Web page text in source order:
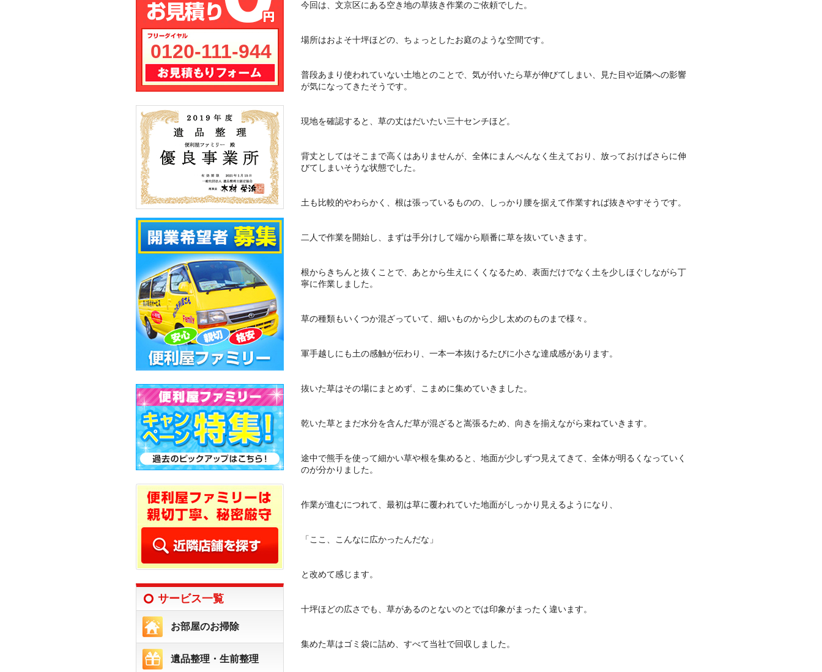
今回は、文京区にある空き地の草抜き作業のご依頼でした。
場所はおよそ十坪ほどの、ちょっとしたお庭のような空間です。
普段あまり使われていない土地とのことで、気が付いたら草が伸びてしまい、見た目や近隣への影響
が気になってきたそうです。
現地を確認すると、草の丈はだいたい三十センチほど。
背丈としてはそこまで高くはありませんが、全体にまんべんなく生えており、放っておけばさらに伸
びてしまいそうな状態でした。
土も比較的やわらかく、根は張っているものの、しっかり腰を据えて作業すれば抜きやすそうです。
二人で作業を開始し、まずは手分けして端から順番に草を抜いていきます。
根からきちんと抜くことで、あとから生えにくくなるため、表面だけでなく土を少しほぐしながら丁
寧に作業しました。
草の種類もいくつか混ざっていて、細いものから少し太めのものまで様々。
軍手越しにも土の感触が伝わり、一本一本抜けるたびに小さな達成感があります。
抜いた草はその場にまとめず、こまめに集めていきました。
乾いた草とまだ水分を含んだ草が混ざると嵩張るため、向きを揃えながら束ねていきます。
途中で熊手を使って細かい草や根を集めると、地面が少しずつ見えてきて、全体が明るくなっていく
のが分かりました。
作業が進むにつれて、最初は草に覆われていた地面がしっかり見えるようになり、
「ここ、こんなに広かったんだな」
と改めて感じます。
十坪ほどの広さでも、草があるのとないのとでは印象がまったく違います。
集めた草はゴミ袋に詰め、すべて当社で回収しました。
0120-111-944
サービス一覧
お部屋のお掃除
遺品整理・生前整理